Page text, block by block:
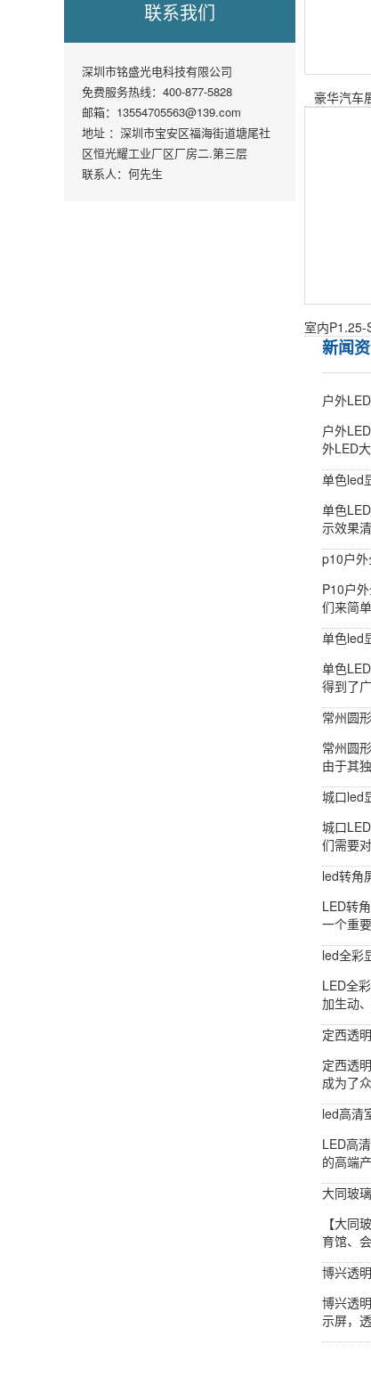
联系我们
深圳市铭盛光电科技有限公司
免费服务热线：400-877-5828
邮箱：13554705563@139.com
地址 ：深圳市宝安区福海街道塘尾社
区恒光耀工业厂区厂房二.第三层
联系人：何先生
豪华汽车
新闻
户外
户外
外LED
单色led
单色
示效果
p10户
P10户
们来简
单色led
单色
得到了
常州圆
常州圆
由于其
城口led
城口
们需要
led转角
LED转
一个重
led全彩
LED全
加生动
定西透
定西透
成为了
led高清
LED高
的高端
大同玻
【大
育馆、
博兴透
博兴透
示屏，